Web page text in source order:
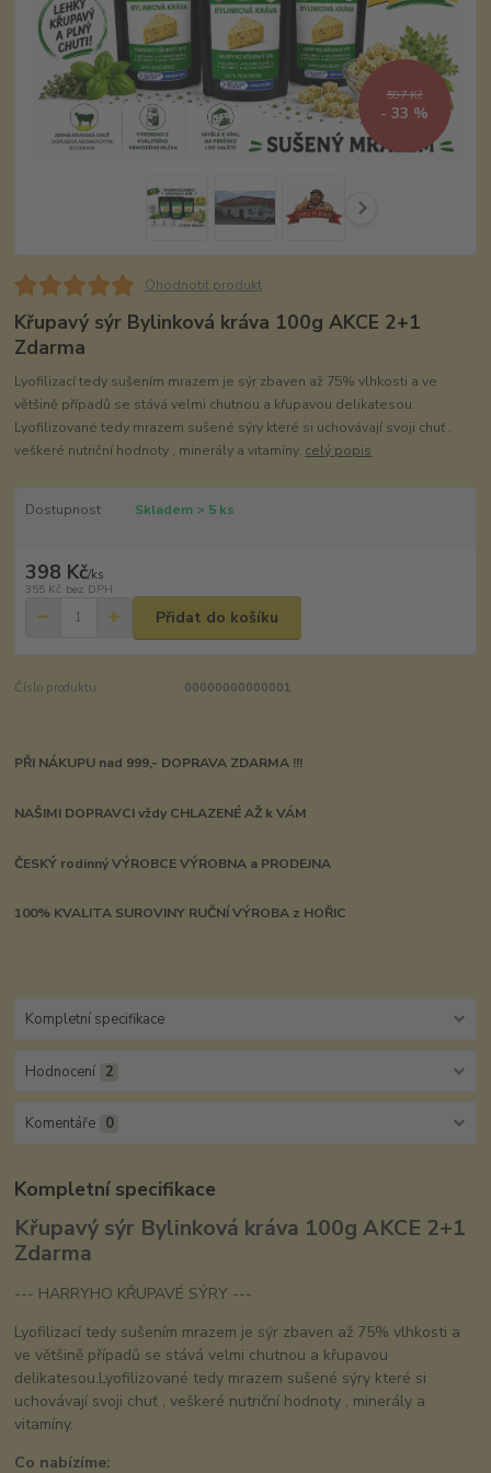
597 Kč
- 33 %
Ohodnotit produkt
Křupavý sýr Bylinková kráva 100g AKCE 2+1
Zdarma
Lyofilizací tedy sušením mrazem je sýr zbaven až 75% vlhkosti a ve
většině případů se stává velmi chutnou a křupavou delikatesou.
Lyofilizované tedy mrazem sušené sýry které si uchovávají svoji chuť ,
veškeré nutriční hodnoty , minerály a vitamíny. celý popis
Dostupnost Skladem > 5 ks
398 Kč/ks
355 Kč bez DPH
Přidat do košíku
Číslo produktu: 00000000000001
PŘI NÁKUPU nad 999,- DOPRAVA ZDARMA !!!
NAŠIMI DOPRAVCI vždy CHLAZENÉ AŽ k VÁM
ČESKÝ rodinný VÝROBCE VÝROBNA a PRODEJNA
100% KVALITA SUROVINY RUČNÍ VÝROBA z HOŘIC
Kompletní specifikace
Hodnocení 2
Komentáře 0
Kompletní specifikace
Křupavý sýr Bylinková kráva 100g AKCE 2+1
Zdarma
--- HARRYHO KŘUPAVÉ SÝRY ---
Lyofilizací tedy sušením mrazem je sýr zbaven až 75% vlhkosti a
ve většině případů se stává velmi chutnou a křupavou
delikatesou.Lyofilizované tedy mrazem sušené sýry které si
uchovávají svoji chuť , veškeré nutriční hodnoty , minerály a
vitamíny.
Co nabízíme: